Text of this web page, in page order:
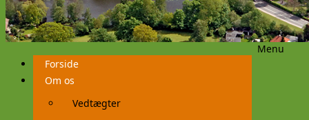
Menu
Videre
til
indhold
Forside
Om os
Vedtægter